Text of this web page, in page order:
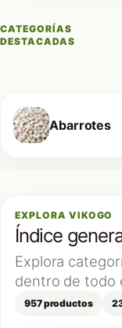
CATEGORÍAS
DESTACADAS
Abarrotes
EXPLORA VIKOGO
Índice
Explora
dentro de todo
957 productos